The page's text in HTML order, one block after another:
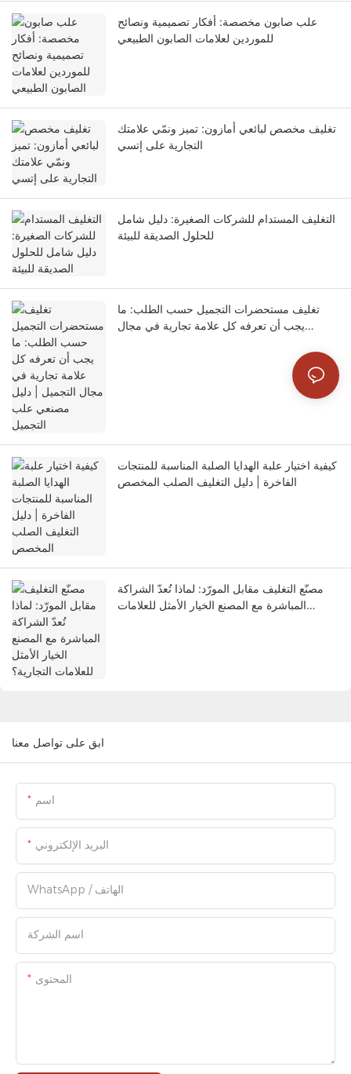
علب صابون مخصصة: أفكار تصميمية ونصائح
للموردين لعلامات الصابون الطبيعي
تغليف مخصص لبائعي أمازون: تميز ونمّي علامتك
التجارية على إتسي
التغليف المستدام للشركات الصغيرة: دليل شامل
للحلول الصديقة للبيئة
تغليف مستحضرات التجميل حسب الطلب: ما
يجب أن تعرفه كل علامة تجارية في مجال
كيفية اختيار علبة الهدايا الصلبة المناسبة للمنتجات
الفاخرة | دليل التغليف الصلب المخصص
مصنّع التغليف مقابل المورّد: لماذا تُعدّ الشراكة
المباشرة مع المصنع الخيار الأمثل للعلامات
ابق على تواصل معنا
اسم
البريد الإلكتروني
WhatsApp / الهاتف
اسم الشركة
المحتوى